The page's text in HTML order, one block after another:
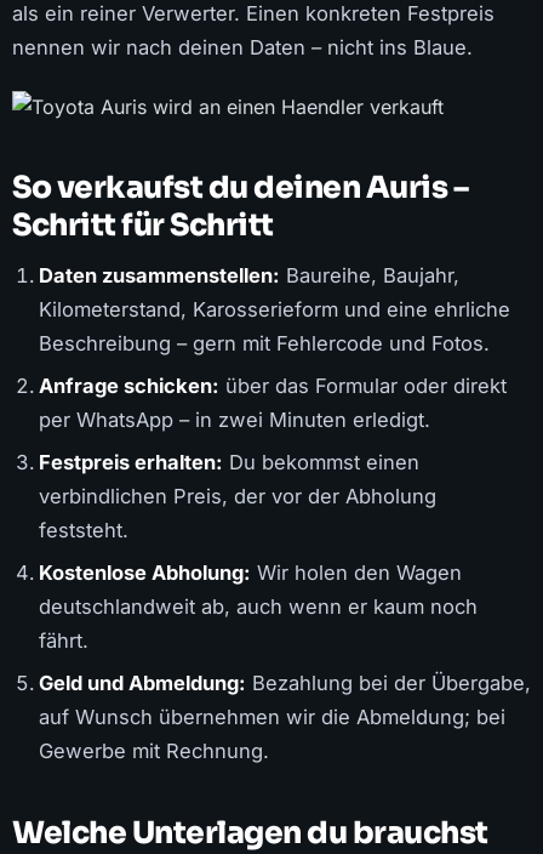
als ein reiner Verwerter. Einen konkreten Festpreis
nennen wir nach deinen Daten – nicht ins Blaue.
So verkaufst du deinen Auris –
Schritt für Schritt
Daten zusammenstellen: Baureihe, Baujahr,
Kilometerstand, Karosserieform und eine ehrliche
Beschreibung – gern mit Fehlercode und Fotos.
Anfrage schicken: über das Formular oder direkt
per WhatsApp – in zwei Minuten erledigt.
Festpreis erhalten: Du bekommst einen
verbindlichen Preis, der vor der Abholung
feststeht.
Kostenlose Abholung: Wir holen den Wagen
deutschlandweit ab, auch wenn er kaum noch
fährt.
Geld und Abmeldung: Bezahlung bei der Übergabe,
auf Wunsch übernehmen wir die Abmeldung; bei
Gewerbe mit Rechnung.
Welche Unterlagen du brauchst